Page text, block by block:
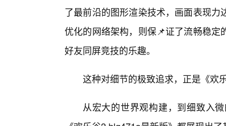
了最前沿的图形渲染技术，画面表现
优化的网络架构，则保📌证了流畅稳
好友同屏竞技的乐趣。
这种对细节的极致追求，正是《欢
从宏大的世界观构建，到细致入